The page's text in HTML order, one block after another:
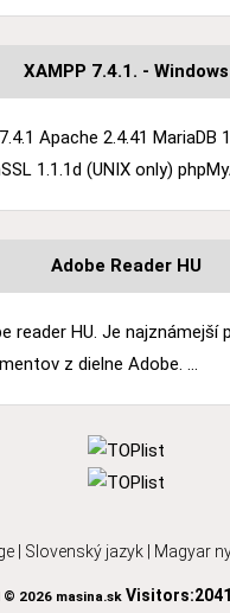
XAMPP 7.4.1. - Windows
Apache 2.4.41 MariaDB
1.1.1d (UNIX only)
Adobe Reader HU
reader HU. Je najznámejší
z dielne Adobe. ...
Slovenský jazyk Magyar
© 2026 masina.sk